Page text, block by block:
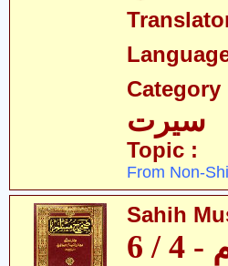
Category
سیرت
Topic :
From Non-
Sahih
6